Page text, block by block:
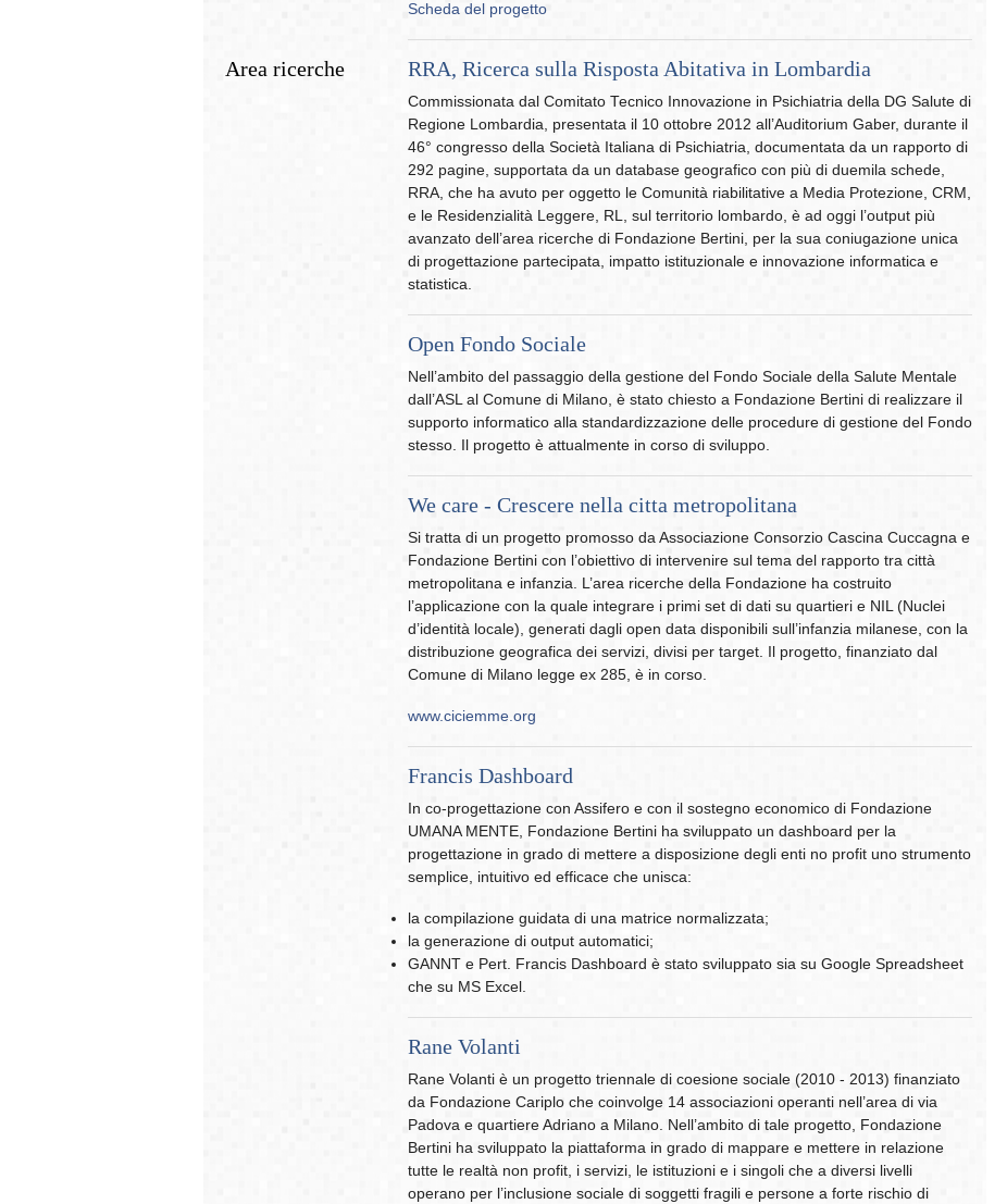
Scheda del progetto
Area ricerche RRA, Ricerca sulla Risposta Abitativa in Lombardia
Commissionata dal Comitato Tecnico Innovazione in Psichiatria della DG Salute di
Regione Lombardia, presentata il 10 ottobre 2012 all’Auditorium Gaber, durante il
46° congresso della Società Italiana di Psichiatria, documentata da un rapporto di
292 pagine, supportata da un database geografico con più di duemila schede,
RRA, che ha avuto per oggetto le Comunità riabilitative a Media Protezione, CRM,
e le Residenzialità Leggere, RL, sul territorio lombardo, è ad oggi l’output più
avanzato dell’area ricerche di Fondazione Bertini, per la sua coniugazione unica
di progettazione partecipata, impatto istituzionale e innovazione informatica e
statistica.
Open Fondo Sociale
Nell’ambito del passaggio della gestione del Fondo Sociale della Salute Mentale
dall’ASL al Comune di Milano, è stato chiesto a Fondazione Bertini di realizzare il
supporto informatico alla standardizzazione delle procedure di gestione del Fondo
stesso. Il progetto è attualmente in corso di sviluppo.
We care - Crescere nella citta metropolitana
Si tratta di un progetto promosso da Associazione Consorzio Cascina Cuccagna e
Fondazione Bertini con l’obiettivo di intervenire sul tema del rapporto tra città
metropolitana e infanzia. L’area ricerche della Fondazione ha costruito
l’applicazione con la quale integrare i primi set di dati su quartieri e NIL (Nuclei
d’identità locale), generati dagli open data disponibili sull’infanzia milanese, con la
distribuzione geografica dei servizi, divisi per target. Il progetto, finanziato dal
Comune di Milano legge ex 285, è in corso.
www.ciciemme.org
Francis Dashboard
In co-progettazione con Assifero e con il sostegno economico di Fondazione
UMANA MENTE, Fondazione Bertini ha sviluppato un dashboard per la
progettazione in grado di mettere a disposizione degli enti no profit uno strumento
semplice, intuitivo ed efficace che unisca:
la compilazione guidata di una matrice normalizzata;
la generazione di output automatici;
GANNT e Pert. Francis Dashboard è stato sviluppato sia su Google Spreadsheet
che su MS Excel.
Rane Volanti
Rane Volanti è un progetto triennale di coesione sociale (2010 - 2013) finanziato
da Fondazione Cariplo che coinvolge 14 associazioni operanti nell’area di via
Padova e quartiere Adriano a Milano. Nell’ambito di tale progetto, Fondazione
Bertini ha sviluppato la piattaforma in grado di mappare e mettere in relazione
tutte le realtà non profit, i servizi, le istituzioni e i singoli che a diversi livelli
operano per l’inclusione sociale di soggetti fragili e persone a forte rischio di